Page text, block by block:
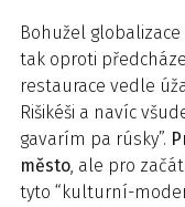
Bohužel
tak oproti
restaurace vedle
Rišikéši a navíc
gavarím pa rúsky”.
město, ale pro
tyto “kulturní-